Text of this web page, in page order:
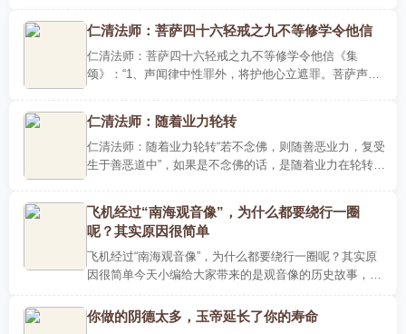
仁清法师：菩萨四十六轻戒之九不等修学令他信
仁清法师：菩萨四十六轻戒之九不等修学令他信《集
颂》：“1、声闻律中性罪外，将护他心立遮罪。菩萨声闻
仁清法师：随着业力轮转
仁清法师：随着业力轮转“若不念佛，则随善恶业力，复受
生于善恶道中”，如果是不念佛的话，是随着业力在轮转，
飞机经过“南海观音像”，为什么都要绕行一圈
呢？其实原因很简单
飞机经过“南海观音像”，为什么都要绕行一圈呢？其实原
因很简单今天小编给大家带来的是观音像的历史故事，讲
实原因..
你做的阴德太多，玉帝延长了你的寿命